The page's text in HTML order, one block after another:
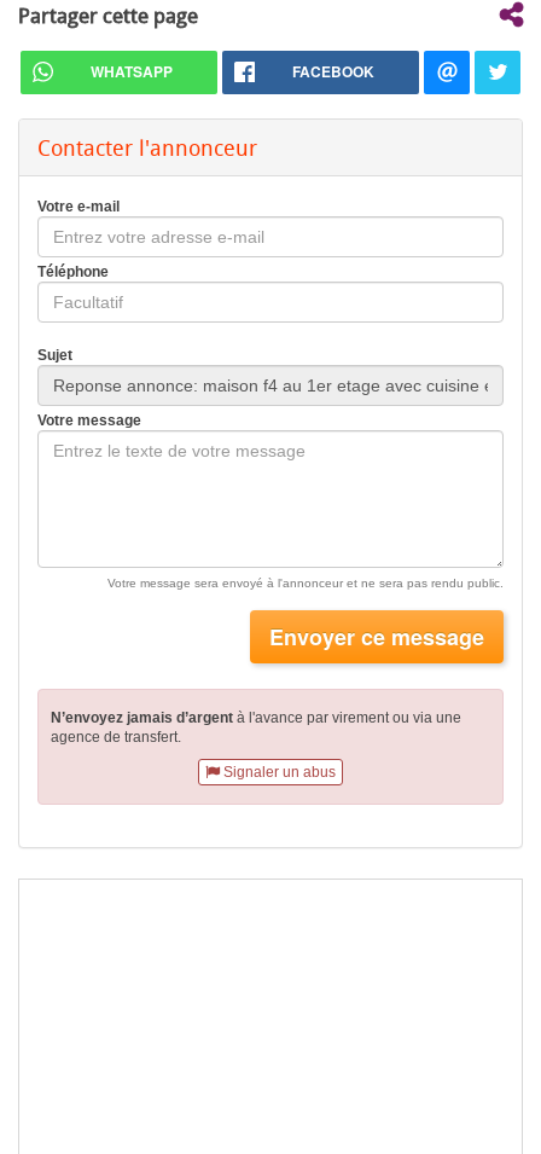
Partager cette page
WHATSAPP FACEBOOK
Contacter l'annonceur
Votre e-mail
Téléphone
Sujet
Votre message
Votre message sera envoyé à l'annonceur et ne sera pas rendu public.
Envoyer ce message
N’envoyez jamais d’argent à l'avance par virementou via une
agence de transfert.
Signaler un abus